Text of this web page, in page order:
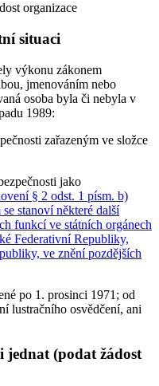
organizace
situaci
výkonu zákonem
jmenováním nebo
osoba byla či nebyla v
1989:
zařazeným ve složce
jako
§ 2 odst. 1 písm. b)
stanoví některé další
funkcí ve státních orgánech
Federativní Republiky,
ve znění pozdějších
po 1. prosinci 1971; od
lustračního osvědčení, ani
jednat (podat žádost